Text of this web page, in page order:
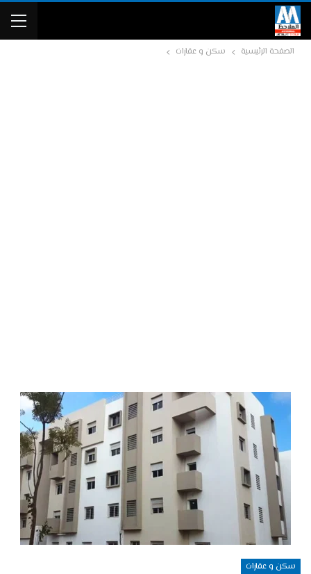
الصفحة الرئيسية سكن و عقارات
سكن و عقارات